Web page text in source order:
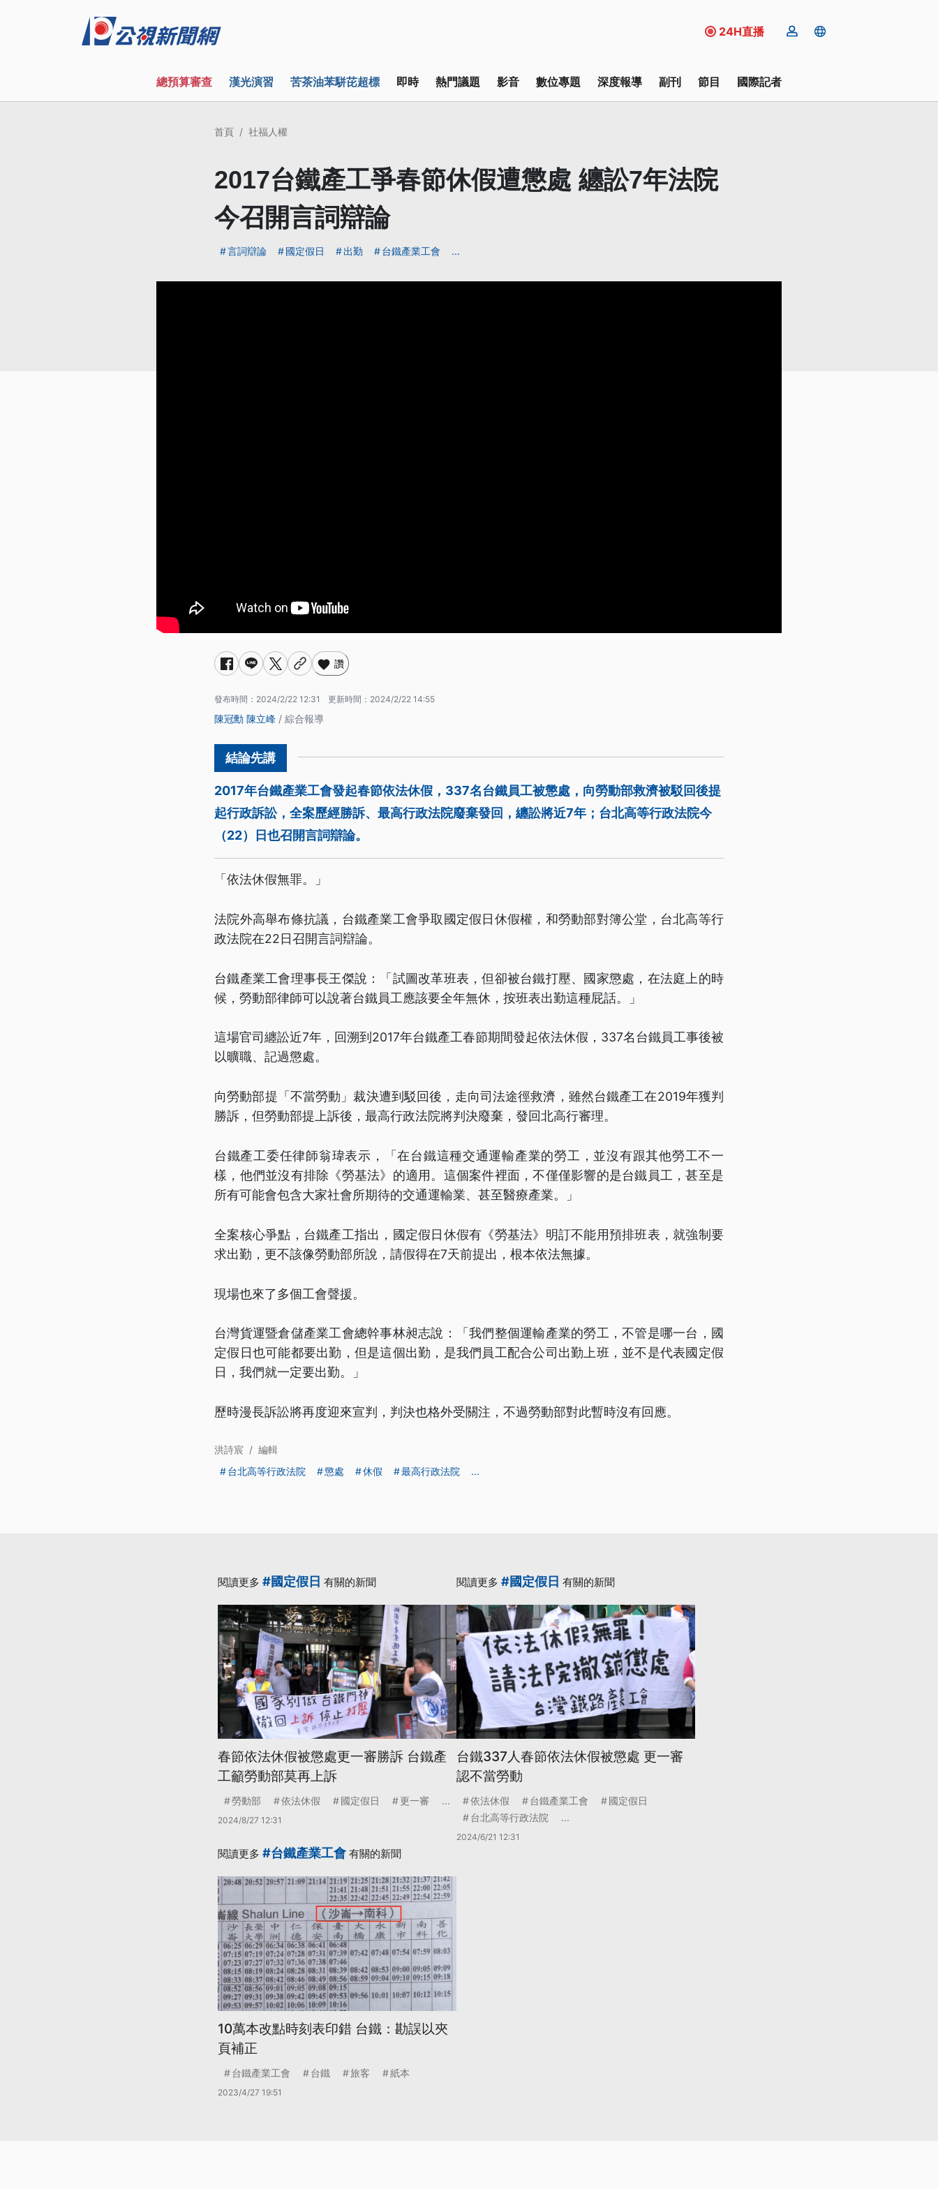
24H直播
總預算審查 漢光演習 苦茶油苯駢芘超標 即時 熱門議題 影音 數位專題 深度報導 副刊 節目 國際記者
首頁 社福人權
2017台鐵產工爭春節休假遭懲處 纏訟7年法院
今召開言詞辯論
言詞辯論 國定假日 出勤 台鐵產業工會 ...
讚
發布時間： 2024/2/22 12:31 更新時間： 2024/2/22 14:55
陳冠勳 陳立峰 / 綜合報導
2017年台鐵產業工會發起春節依法休假，337名台鐵員工被懲處，向勞動部救濟被駁回後提
起行政訴訟，全案歷經勝訴、最高行政法院廢棄發回，纏訟將近7年；台北高等行政法院今
（22）日也召開言詞辯論。
「依法休假無罪。」
法院外高舉布條抗議，台鐵產業工會爭取國定假日休假權，和勞動部對簿公堂，台北高等行
政法院在22日召開言詞辯論。
台鐵產業工會理事長王傑說：「試圖改革班表，但卻被台鐵打壓、國家懲處，在法庭上的時
候，勞動部律師可以說著台鐵員工應該要全年無休，按班表出勤這種屁話。」
這場官司纏訟近7年，回溯到2017年台鐵產工春節期間發起依法休假，337名台鐵員工事後被
以曠職、記過懲處。
向勞動部提「不當勞動」裁決遭到駁回後，走向司法途徑救濟，雖然台鐵產工在2019年獲判
勝訴，但勞動部提上訴後，最高行政法院將判決廢棄，發回北高行審理。
台鐵產工委任律師翁瑋表示，「在台鐵這種交通運輸產業的勞工，並沒有跟其他勞工不一
樣，他們並沒有排除《勞基法》的適用。這個案件裡面，不僅僅影響的是台鐵員工，甚至是
所有可能會包含大家社會所期待的交通運輸業、甚至醫療產業。」
全案核心爭點，台鐵產工指出，國定假日休假有《勞基法》明訂不能用預排班表，就強制要
求出勤，更不該像勞動部所說，請假得在7天前提出，根本依法無據。
現場也來了多個工會聲援。
台灣貨運暨倉儲產業工會總幹事林昶志說：「我們整個運輸產業的勞工，不管是哪一台，國
定假日也可能都要出勤，但是這個出勤，是我們員工配合公司出勤上班，並不是代表國定假
日，我們就一定要出勤。」
歷時漫長訴訟將再度迎來宣判，判決也格外受關注，不過勞動部對此暫時沒有回應。
洪詩宸 / 編輯
台北高等行政法院
懲處 休假 最高行政法院 ...
閱讀更多 #國定假日 有關的新聞
春節依法休假被懲處更一審勝訴 台鐵產
工籲勞動部莫再上訴
勞動部 依法休假 國定假日 更一審 ...
2024/8/27 12:31
閱讀更多 #國定假日 有關的新聞
台鐵337人春節依法休假被懲處 更一審
認不當勞動
依法休假 台鐵產業工會
國定假日
台北高等行政法院
...
2024/6/21 12:31
閱讀更多 #台鐵產業工會 有關的新聞
10萬本改點時刻表印錯 台鐵：勘誤以夾
頁補正
台鐵產業工會 台鐵 旅客 紙本
2023/4/27 19:51